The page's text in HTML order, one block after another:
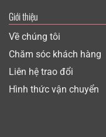
Giới thiệu
Về chúng tôi
Chăm sóc khách hàng
Liên hệ trao đổi
Hình thức vận chuyển